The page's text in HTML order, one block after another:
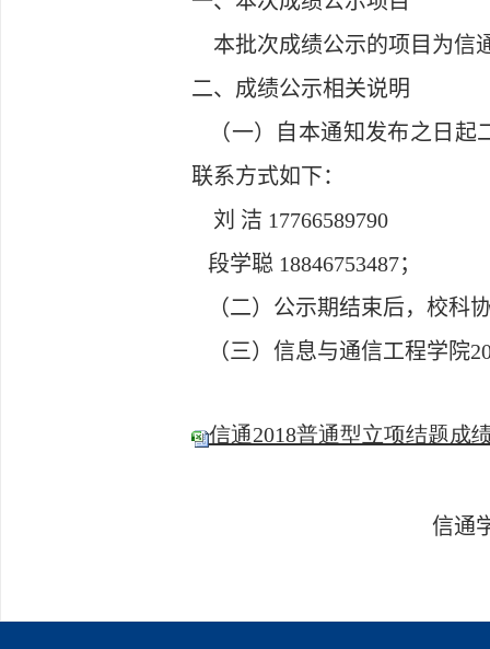
本批次成绩公示的项目为信
二、成绩公示相关说明
（一）自本通知发布之日起
联系方式如下：
刘 洁 17766589790
段学聪 18846753487；
（二）公示期结束后，校科
（三）信息与通信工程学院
信通2018普通型立项结题成
信通学院团